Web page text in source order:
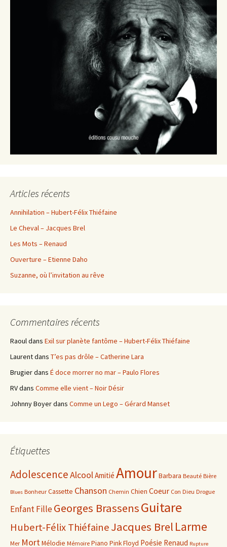
Articles récents
Annihilation – Hubert-Félix Thiéfaine
Le Cheval – Jacques Brel
Les Mots – Renaud
Ouverture – Etienne Daho
Suzanne, où l’invitation au rêve
Commentaires récents
Raouldans Exil sur planète fantôme – Hubert-Félix Thiéfaine
Laurentdans T’es pas drôle – Catherine Lara
Brugierdans É doce morrer no mar – Paulo Flores
RVdans Comme elle vient – Noir Désir
Johnny Boyerdans Comme un Lego – Gérard Manset
Étiquettes
AdolescenceAlcoolAmitié AmourBarbara Beauté Bière
Blues Bonheur Cassette Chanson Chemin Chien Coeur Con Dieu Drogue
EnfantFilleGeorges BrassensGuitare
Hubert-Félix ThiéfaineJacques Brel Larme
Mer MortMélodie Mémoire Piano Pink Floyd Poésie Renaud Rupture